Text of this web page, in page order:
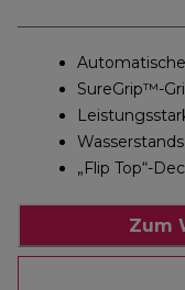
SureGrip™-
„Flip Top“-
Zum